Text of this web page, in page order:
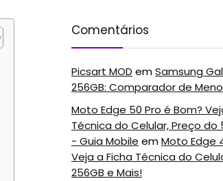
Comentários
Picsart MOD emSamsung
256GB: Comparador de
Moto Edge 50 Pro é Bom?
Técnica do Celular, Preço do
- Guia Mobile emMoto Edge
Veja a Ficha Técnica do
256GB e Mais!